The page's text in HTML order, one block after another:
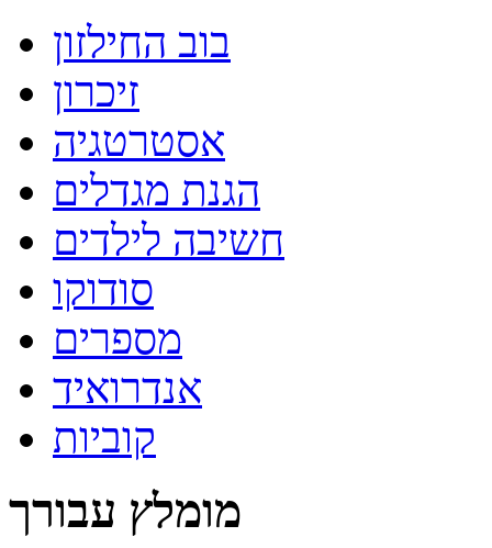
בוב החילזון
זיכרון
אסטרטגיה
הגנת מגדלים
חשיבה לילדים
סודוקו
מספרים
אנדרואיד
קוביות
מומלץ עבורך